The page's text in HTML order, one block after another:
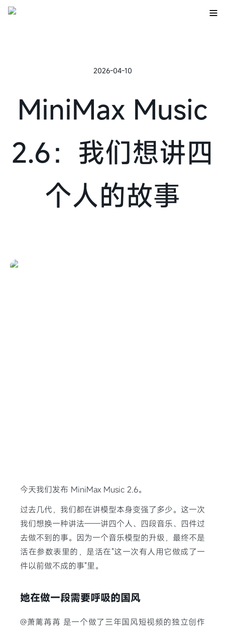
2026-04-10
MiniMax Music
2.6：我们想讲四
个人的故事
今天我们发布 MiniMax Music 2.6。
过去几代，我们都在讲模型本身变强了多少。这一次
我们想换一种讲法——讲四个人、四段音乐、四件过
去做不到的事。因为一个音乐模型的升级，最终不是
活在参数表里的，是活在"这一次有人用它做成了一
件以前做不成的事"里。
她在做一段需要呼吸的国风
@萧蓠苒苒 是一个做了三年国风短视频的独立创作